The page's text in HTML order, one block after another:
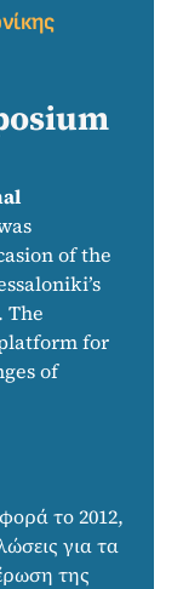
of the
The
for
of
το 2012,
για τα
της